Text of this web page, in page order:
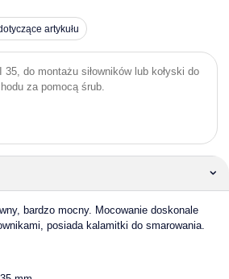
artykułu
35, do montażu siłowników lub kołyski do
za pomocą śrub.
bardzo mocny. Mocowanie doskonale
posiada kalamitki do smarowania.